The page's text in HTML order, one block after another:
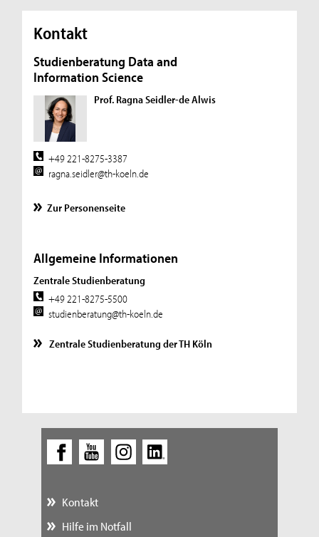
Kontakt
Studienberatung Data and
Information Science
Prof. Ragna Seidler-de Alwis
+49 221-8275-3387
ragna.seidler@th-koeln.de
Zur Personenseite
Allgemeine Informationen
Zentrale Studienberatung
+49 221-8275-5500
studienberatung@th-koeln.de
Zentrale Studienberatung der TH Köln
Kontakt
Hilfe im Notfall